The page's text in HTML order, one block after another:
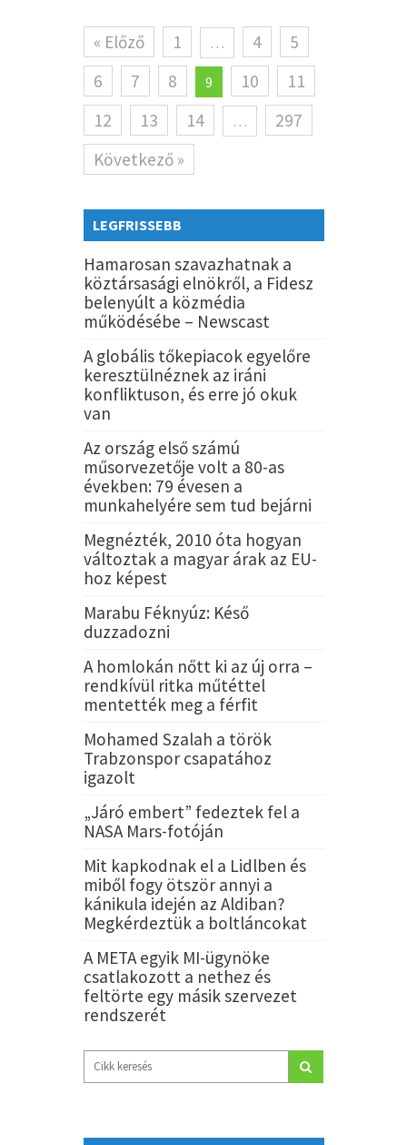
« Előző 1 … 4
5
6
7 8 9 10
11
12
13 14 …
297
Következő »
LEGFRISSEBB
Hamarosan szavazhatnak a
köztársasági elnökről, a Fidesz
belenyúlt a közmédia
működésébe – Newscast
A globális tőkepiacok egyelőre
keresztülnéznek az iráni
konfliktuson, és erre jó okuk
van
Az ország első számú
műsorvezetője volt a 80-as
években: 79 évesen a
munkahelyére sem tud bejárni
Megnézték, 2010 óta hogyan
változtak a magyar árak az EU-
hoz képest
Marabu Féknyúz: Késő
duzzadozni
A homlokán nőtt ki az új orra –
rendkívül ritka műtéttel
mentették meg a férfit
Mohamed Szalah a török
Trabzonspor csapatához
igazolt
„Járó embert” fedeztek fel a
NASA Mars-fotóján
Mit kapkodnak el a Lidlben és
miből fogy ötször annyi a
kánikula idején az Aldiban?
Megkérdeztük a boltláncokat
A META egyik MI-ügynöke
csatlakozott a nethez és
feltörte egy másik szervezet
rendszerét